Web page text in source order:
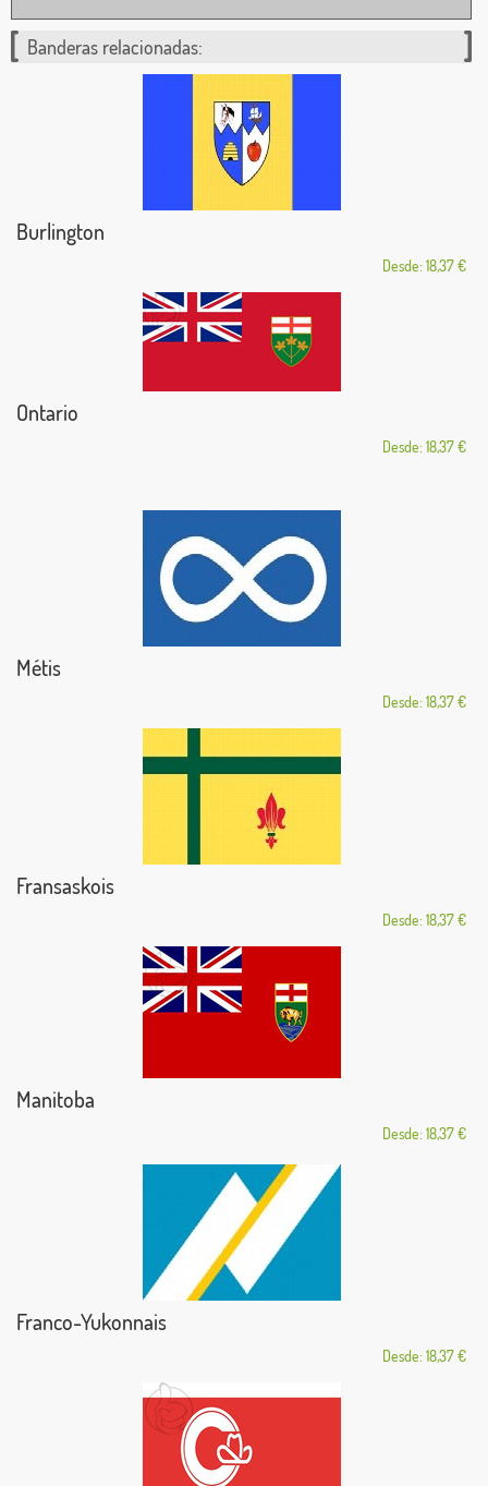
Banderas relacionadas:
Burlington
Desde: 18,37 €
Ontario
Desde: 18,37 €
Métis
Desde: 18,37 €
Fransaskois
Desde: 18,37 €
Manitoba
Desde: 18,37 €
Franco-Yukonnais
Desde: 18,37 €